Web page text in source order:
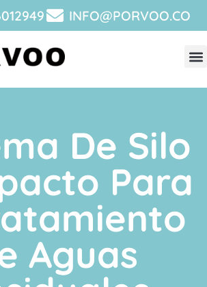
INFO@PORVOO.CO
De Silo
Para
Aguas